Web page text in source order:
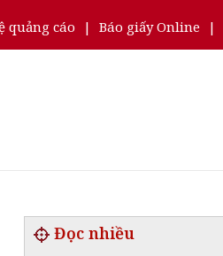
quảng cáo | Báo giấy Online |
Đọc nhiều